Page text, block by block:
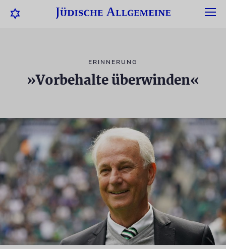
ERINNERUNG
»Vorbehalte überwinden«